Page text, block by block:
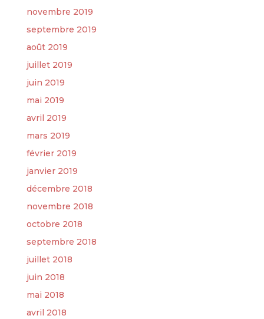
novembre 2019
septembre 2019
août 2019
juillet 2019
juin 2019
mai 2019
avril 2019
mars 2019
février 2019
janvier 2019
décembre 2018
novembre 2018
octobre 2018
septembre 2018
juillet 2018
juin 2018
mai 2018
avril 2018